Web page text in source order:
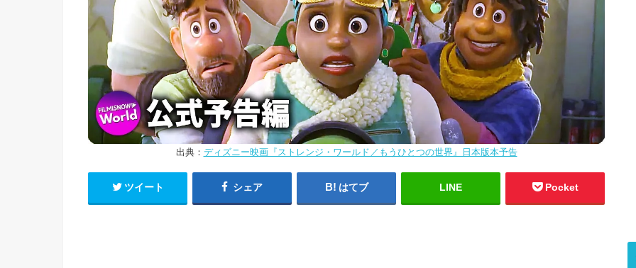
出典： ディズニー映画『ストレンジ・ワールド／もうひとつの世界』日本版本予告
ツイート シェア はてブ LINE Pocket